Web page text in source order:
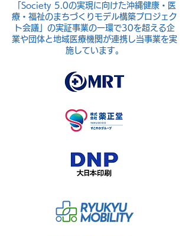
「Society 5.0の実現に向けた沖縄健康・医
療・福祉のまちづくりモデル構築プロジェク
ト会議」の実証事業の一環で30を超える企
業や団体と地域医療機関が連携し当事業を実
施しています。